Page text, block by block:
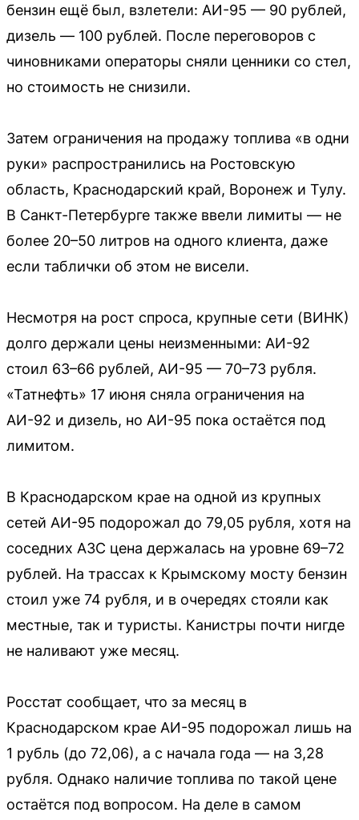
бензин ещё был, взлетели: АИ-95 — 90 рублей,
дизель — 100 рублей. После переговоров с
чиновниками операторы сняли ценники со стел,
но стоимость не снизили.
Затем ограничения на продажу топлива «в одни
руки» распространились на Ростовскую
область, Краснодарский край, Воронеж и Тулу.
В Санкт-Петербурге также ввели лимиты — не
более 20–50 литров на одного клиента, даже
если таблички об этом не висели.
Несмотря на рост спроса, крупные сети (ВИНК)
долго держали цены неизменными: АИ-92
стоил 63–66 рублей, АИ-95 — 70–73 рубля.
«Татнефть» 17 июня сняла ограничения на
АИ-92 и дизель, но АИ-95 пока остаётся под
лимитом.
В Краснодарском крае на одной из крупных
сетей АИ-95 подорожал до 79,05 рубля, хотя на
соседних АЗС цена держалась на уровне 69–72
рублей. На трассах к Крымскому мосту бензин
стоил уже 74 рубля, и в очередях стояли как
местные, так и туристы. Канистры почти нигде
не наливают уже месяц.
Росстат сообщает, что за месяц в
Краснодарском крае АИ-95 подорожал лишь на
1 рубль (до 72,06), а с начала года — на 3,28
рубля. Однако наличие топлива по такой цене
остаётся под вопросом. На деле в самом